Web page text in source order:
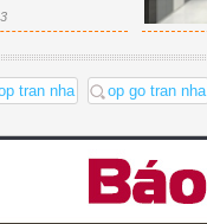
liệu, màu sắc,
có thể tận dụng
khách
tran nha op go tran nha